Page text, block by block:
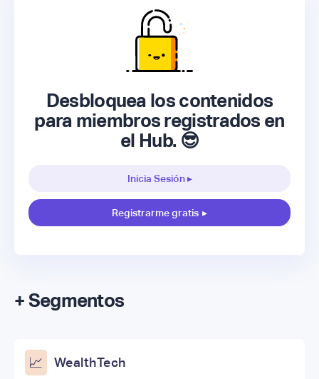
Desbloquea los contenidos
para miembros registrados en
el Hub. 😎
Inicia Sesión ▸
Registrarme gratis ▸
+ Segmentos
📈 WealthTech